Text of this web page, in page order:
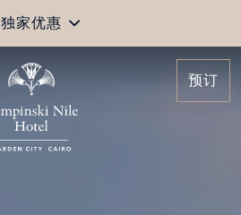
独家优惠
预订